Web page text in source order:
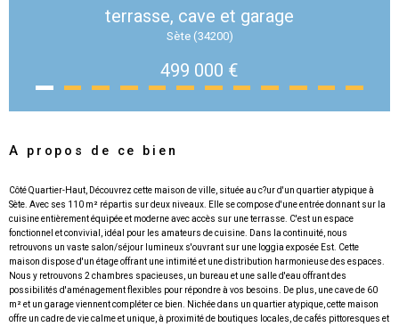
terrasse, cave et garage
Sète (34200)
499 000 €
A propos de ce bien
Côté Quartier-Haut, Découvrez cette maison de ville, située au c?ur d'un quartier atypique à
Sète. Avec ses 110 m² répartis sur deux niveaux. Elle se compose d'une entrée donnant sur la
cuisine entièrement équipée et moderne avec accès sur une terrasse. C'est un espace
fonctionnel et convivial, idéal pour les amateurs de cuisine. Dans la continuité, nous
retrouvons un vaste salon/séjour lumineux s'ouvrant sur une loggia exposée Est. Cette
maison dispose d'un étage offrant une intimité et une distribution harmonieuse des espaces.
Nous y retrouvons 2 chambres spacieuses, un bureau et une salle d'eau offrant des
possibilités d'aménagement flexibles pour répondre à vos besoins. De plus, une cave de 60
m² et un garage viennent compléter ce bien. Nichée dans un quartier atypique, cette maison
offre un cadre de vie calme et unique, à proximité de boutiques locales, de cafés pittoresques et